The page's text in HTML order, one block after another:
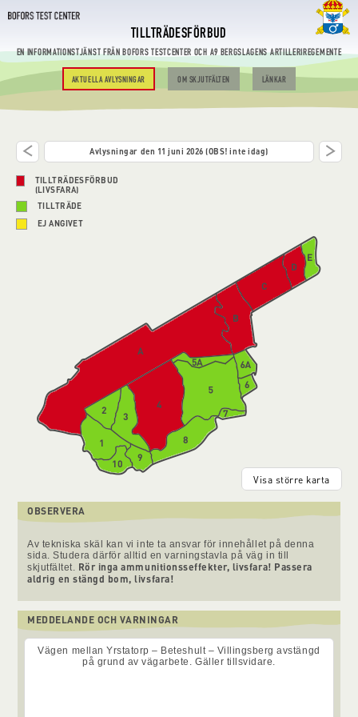
TILLTRÄDESFÖRBUD
EN INFORMATIONSTJÄNST FRÅN BOFORS TESTCENTER OCH A9 BERGSLAGENS ARTILLERIREGEMENTE
AKTUELLA AVLYSNINGAR OM SKJUTFÄLTEN LÄNKAR
Avlysningar den 11 juni 2026 (OBS! inte idag)
TILLTRÄDESFÖRBUD
(LIVSFARA)
TILLTRÄDE
EJ ANGIVET
Visa större karta
OBSERVERA
Av tekniska skäl kan vi inte ta ansvar för innehållet på denna
sida. Studera därför alltid en varningstavla på väg in till
skjutfältet. Rör inga ammunitionsseffekter, livsfara! Passera
aldrig en stängd bom, livsfara!
MEDDELANDE OCH VARNINGAR
Vägen mellan Yrstatorp – Beteshult – Villingsberg avstängd
på grund av vägarbete. Gäller tillsvidare.